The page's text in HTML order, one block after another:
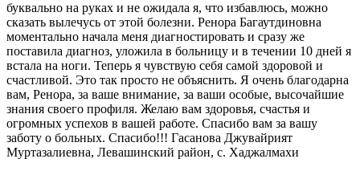
буквально на руках и не ожидала я, что избавлюсь, можно
сказать вылечусь от этой болезни. Ренора Багаутдиновна
моментально начала меня диагностировать и сразу же
поставила диагноз, уложила в больницу и в течении 10 дней я
встала на ноги. Теперь я чувствую себя самой здоровой и
счастливой. Это так просто не объяснить. Я очень благодарна
вам, Ренора, за ваше внимание, за ваши особые, высочайшие
знания своего профиля. Желаю вам здоровья, счастья и
огромных успехов в вашей работе. Спасибо вам за вашу
заботу о больных. Спасибо!!! Гасанова Джувайрият
Муртазалиевна, Левашинский район, с. Хаджалмахи